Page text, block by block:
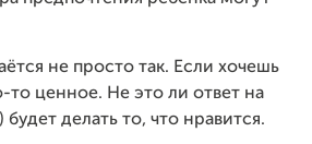
не просто так. Если хочешь
то ценное. Не это ли ответ на
делать то, что нравится.